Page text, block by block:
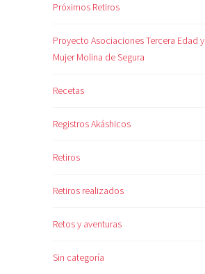
Próximos Retiros
Proyecto Asociaciones Tercera Edad y
Mujer Molina de Segura
Recetas
Registros Akáshicos
Retiros
Retiros realizados
Retos y aventuras
Sin categoría